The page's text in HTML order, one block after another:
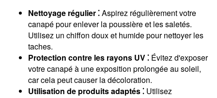
Nettoyage régulier ⁚Aspirez régulièrement votre
canapé pour enlever la poussière et les saletés.
Utilisez un chiffon doux et humide pour nettoyer les
taches.
Protection contre les rayons UV ⁚Évitez d'exposer
votre canapé à une exposition prolongée au soleil,
car cela peut causer la décoloration.
Utilisation de produits adaptés ⁚Utilisez